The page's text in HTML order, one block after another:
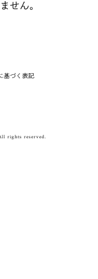
せん。
基づく表記
rights reserved.